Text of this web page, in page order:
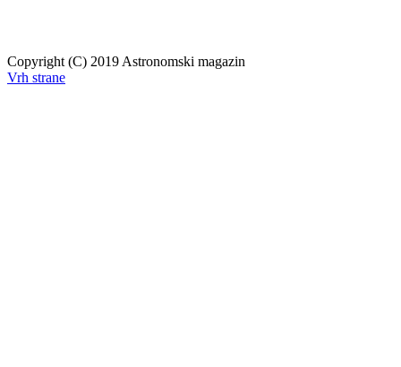
Copyright (C) 2019 Astronomski magazin
Vrh strane